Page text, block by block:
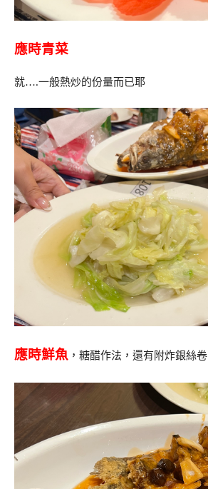
應時青菜
就….一般熱炒的份量而已耶
應時鮮魚 ，糖醋作法，還有附炸銀絲卷